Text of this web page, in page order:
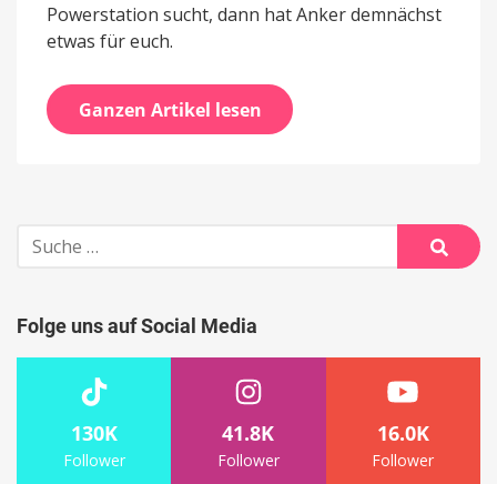
Powerstation sucht, dann hat Anker demnächst
etwas für euch.
Ganzen Artikel lesen
Suche
nach:
Suche
Folge uns auf Social Media
130K
Follower
41.8K
Follower
16.0K
Follower